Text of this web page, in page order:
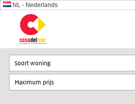
NL - Nederlands
Soort woning